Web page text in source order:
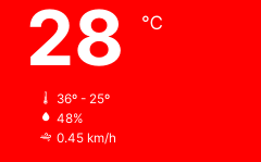
28 ℃
36º - 25º
48%
0.45 km/h